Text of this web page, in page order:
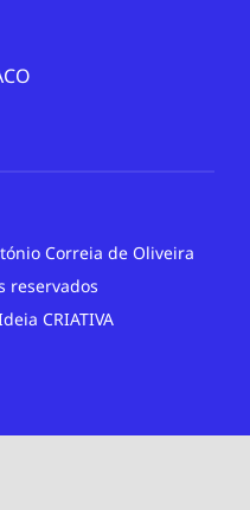
Correia de Oliveira
reservados
CRIATIVA